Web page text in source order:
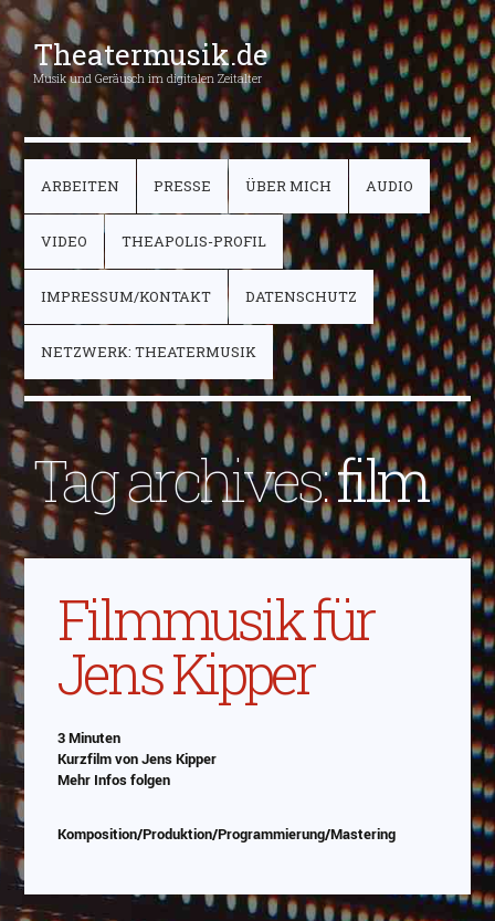
Theatermusik.de
Musik und Geräusch im digitalen Zeitalter
ARBEITEN PRESSE ÜBER MICH AUDIO
VIDEO THEAPOLIS-PROFIL
IMPRESSUM/KONTAKT DATENSCHUTZ
NETZWERK: THEATERMUSIK
Tag archives:film
Filmmusik für
Jens Kipper
3 Minuten
Kurzfilm von Jens Kipper
Mehr Infos folgen
Komposition/Produktion/Programmierung/Mastering